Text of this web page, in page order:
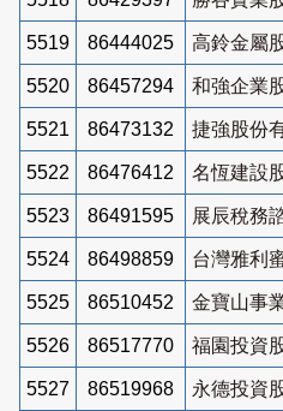
5519 86444025 高鈴金屬
5520 86457294 和強企業
5521 86473132 捷強股份
5522 86476412 名恆建設
5523 86491595 展辰稅務
5524 86498859 台灣雅利
5525 86510452 金寶山事
5526 86517770 福園投資
5527 86519968 永德投資